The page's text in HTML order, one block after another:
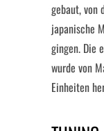
gebaut, von
japanische
gingen. Die
wurde von
Einheiten